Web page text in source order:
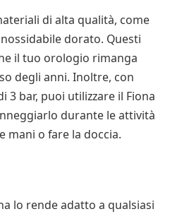
di alta qualità, come
dorato. Questi
il tuo orologio rimanga
degli anni. Inoltre, con
3 bar, puoi utilizzare il Fiona
durante le attività
mani o fare la doccia.
lo rende adatto a qualsiasi